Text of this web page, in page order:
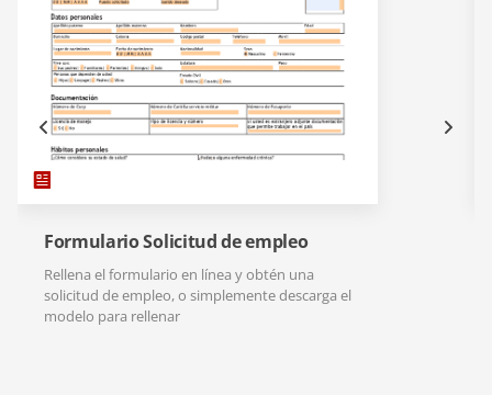
Formulario Solicitud de empleo
Rellena el formulario en línea y obtén una
solicitud de empleo, o simplemente descarga el
modelo para rellenar